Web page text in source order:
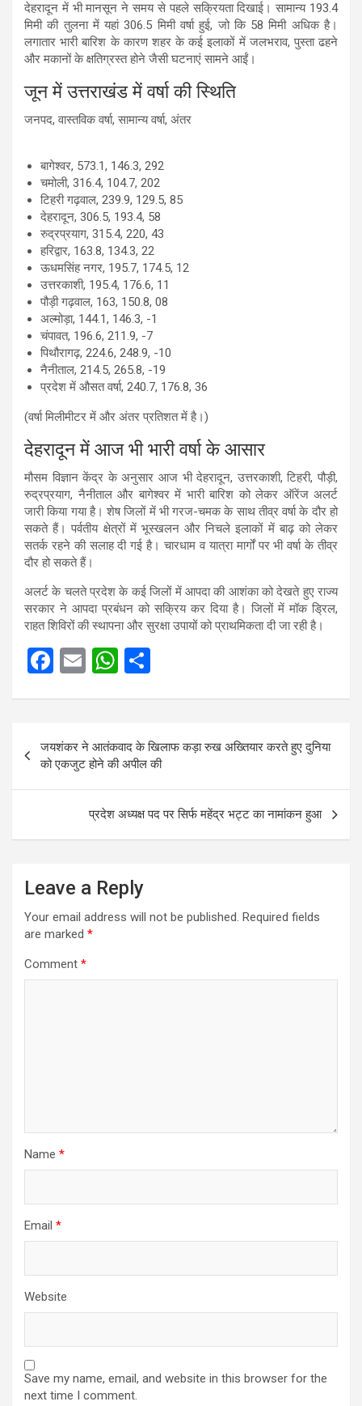
देहरादून में भी मानसून ने समय से पहले सक्रियता दिखाई। सामान्य 193.4
मिमी की तुलना में यहां 306.5 मिमी वर्षा हुई, जो कि 58 मिमी अधिक है।
लगातार भारी बारिश के कारण शहर के कई इलाकों में जलभराव, पुस्ता ढहने
और मकानों के क्षतिग्रस्त होने जैसी घटनाएं सामने आईं।
जून में उत्तराखंड में वर्षा की स्थिति
जनपद, वास्तविक वर्षा, सामान्य वर्षा, अंतर
बागेश्वर, 573.1, 146.3, 292
चमोली, 316.4, 104.7, 202
टिहरी गढ़वाल, 239.9, 129.5, 85
देहरादून, 306.5, 193.4, 58
रुद्रप्रयाग, 315.4, 220, 43
हरिद्वार, 163.8, 134.3, 22
ऊधमसिंह नगर, 195.7, 174.5, 12
उत्तरकाशी, 195.4, 176.6, 11
पौड़ी गढ़वाल, 163, 150.8, 08
अल्मोड़ा, 144.1, 146.3, -1
चंपावत, 196.6, 211.9, -7
पिथौरागढ़, 224.6, 248.9, -10
नैनीताल, 214.5, 265.8, -19
प्रदेश में औसत वर्षा, 240.7, 176.8, 36
(वर्षा मिलीमीटर में और अंतर प्रतिशत में है।)
देहरादून में आज भी भारी वर्षा के आसार
मौसम विज्ञान केंद्र के अनुसार आज भी देहरादून, उत्तरकाशी, टिहरी, पौड़ी,
रुद्रप्रयाग, नैनीताल और बागेश्वर में भारी बारिश को लेकर ऑरेंज अलर्ट
जारी किया गया है। शेष जिलों में भी गरज-चमक के साथ तीव्र वर्षा के दौर हो
सकते हैं। पर्वतीय क्षेत्रों में भूस्खलन और निचले इलाकों में बाढ़ को लेकर
सतर्क रहने की सलाह दी गई है। चारधाम व यात्रा मार्गों पर भी वर्षा के तीव्र
दौर हो सकते हैं।
अलर्ट के चलते प्रदेश के कई जिलों में आपदा की आशंका को देखते हुए राज्य
सरकार ने आपदा प्रबंधन को सक्रिय कर दिया है। जिलों में मॉक ड्रिल,
राहत शिविरों की स्थापना और सुरक्षा उपायों को प्राथमिकता दी जा रही है।
F
b
o
o
E
W
s
A
p
p
e
navigation
जयशंकर ने आतंकवाद के खिलाफ कड़ा रुख अख्तियार करते हुए दुनिया
को एकजुट होने की अपील की
प्रदेश अध्यक्ष पद पर सिर्फ महेंद्र भट्ट का नामांकन हुआ
Leave a Reply
Your email address will not be published. Required fields
are marked *
Comment *
Name *
Email *
Website
Save my name, email, and website in this browser for the
next time I comment.